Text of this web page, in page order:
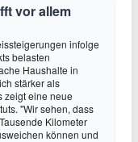
vor allem
infolge
belasten
Haushalte in
stärker als
zeigt eine neue
"Wir sehen, dass
Kilometer
können und